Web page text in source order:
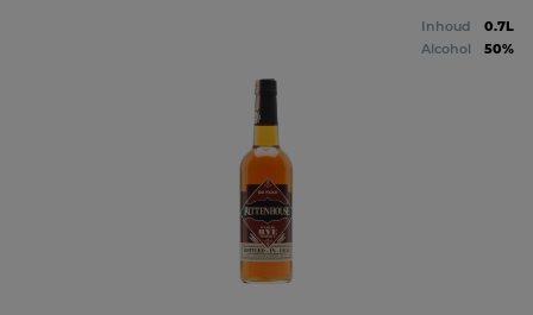
Inhoud
0.7L
Alcohol
50%